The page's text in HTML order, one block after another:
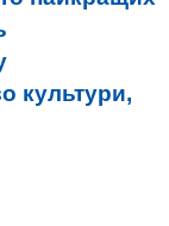
культури,